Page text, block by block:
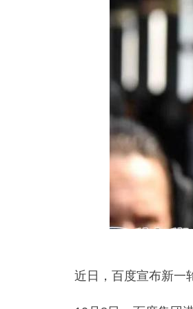
近日，百度宣布新一